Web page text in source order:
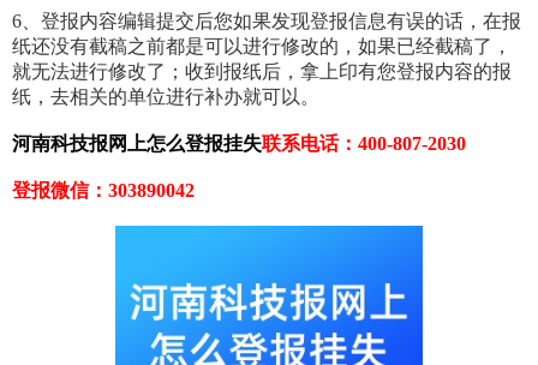
6、登报内容编辑提交后您如果发现登报信息有误的话，在报
纸还没有截稿之前都是可以进行修改的，如果已经截稿了，
就无法进行修改了；收到报纸后，拿上印有您登报内容的报
纸，去相关的单位进行补办就可以。
河南科技报网上怎么登报挂失联系电话：400-807-2030
登报微信：303890042